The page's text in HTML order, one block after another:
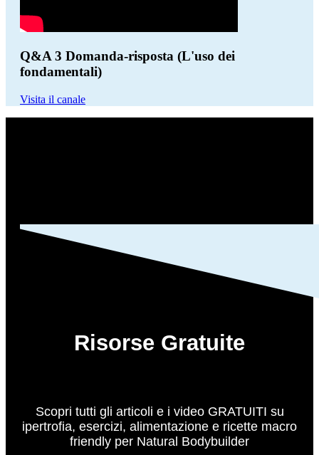
Q&A 3 Domanda-risposta (L'uso dei
fondamentali)
Visita il canale
Risorse Gratuite
Scopri tutti gli articoli e i video GRATUITI su
ipertrofia, esercizi, alimentazione e ricette macro
friendly per Natural Bodybuilder